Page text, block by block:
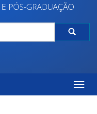
PÓS-GRADUAÇÃO
Toggle